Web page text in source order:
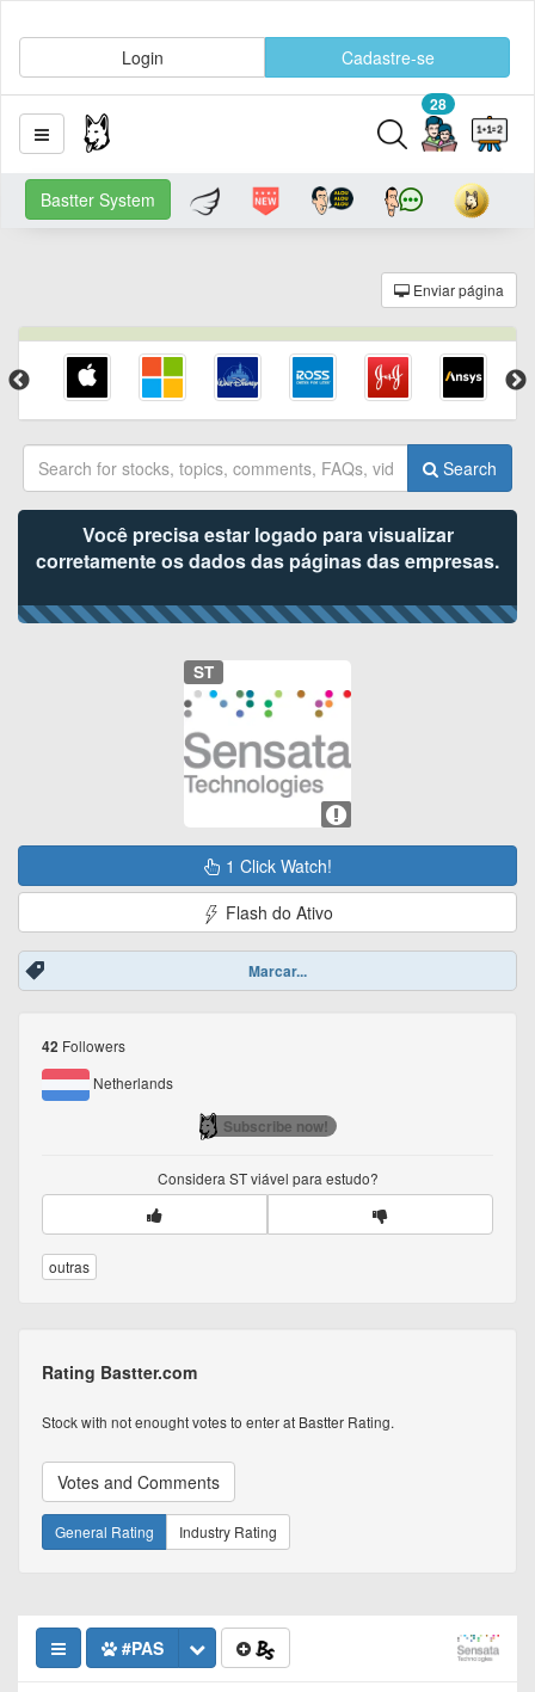
Login Cadastre-se
28
Bastter System
Enviar página
Search
Você precisa estar logado para visualizar
corretamente os dados das páginas das empresas.
ST
1 Click Watch!
Flash do Ativo
Marcar...
42 Followers
Netherlands
Subscribe now!
Considera STviável para estudo?
outras
Rating Bastter.com
Stock with not enought votes to enter at Bastter Rating.
Votes and Comments
General Rating Industry Rating
#PAS